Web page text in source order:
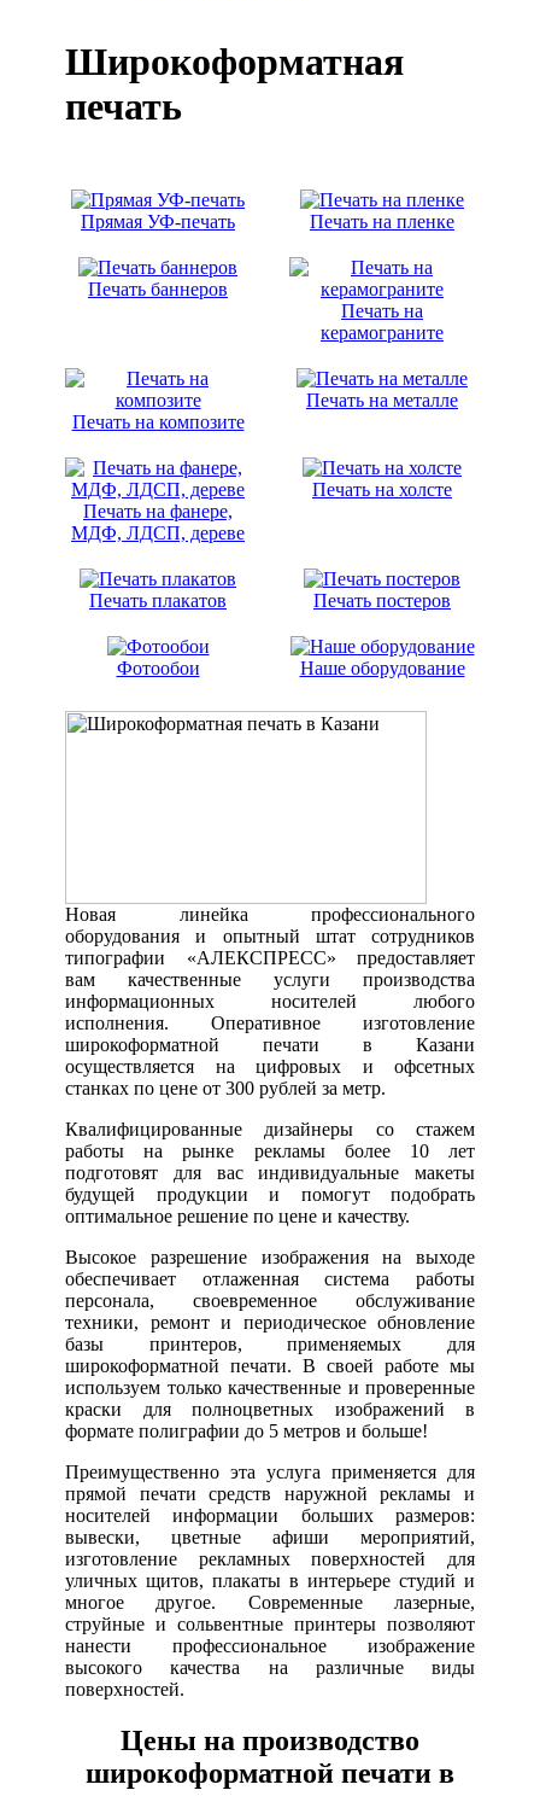
Широкоформатная
печать
Прямая УФ-печать Печать на пленке
Печать баннеров
Печать на
керамограните
Печать на композите
Печать на металле
Печать на фанере,
МДФ, ЛДСП, дереве
Печать на холсте
Печать плакатов Печать постеров
Фотообои Наше оборудование
Новая линейка профессионального
оборудования и опытный штат сотрудников
типографии «АЛЕКСПРЕСС» предоставляет
вам качественные услуги производства
информационных носителей любого
исполнения. Оперативное изготовление
широкоформатной печати в Казани
осуществляется на цифровых и офсетных
станках по цене от 300 рублей за метр.
Квалифицированные дизайнеры со стажем
работы на рынке рекламы более 10 лет
подготовят для вас индивидуальные макеты
будущей продукции и помогут подобрать
оптимальное решение по цене и качеству.
Высокое разрешение изображения на выходе
обеспечивает отлаженная система работы
персонала, своевременное обслуживание
техники, ремонт и периодическое обновление
базы принтеров, применяемых для
широкоформатной печати. В своей работе мы
используем только качественные и проверенные
краски для полноцветных изображений в
формате полиграфии до 5 метров и больше!
Преимущественно эта услуга применяется для
прямой печати средств наружной рекламы и
носителей информации больших размеров:
вывески, цветные афиши мероприятий,
изготовление рекламных поверхностей для
уличных щитов, плакаты в интерьере студий и
многое другое. Современные лазерные,
струйные и сольвентные принтеры позволяют
нанести профессиональное изображение
высокого качества на различные виды
поверхностей.
Цены на производство
широкоформатной печати в